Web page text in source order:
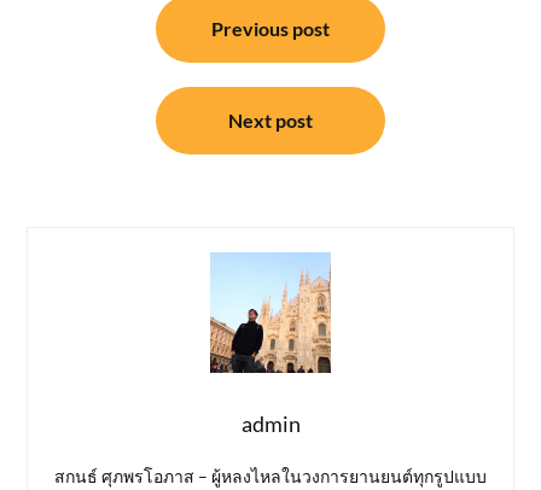
Previous post
Next post
admin
สกนธ์ ศุภพรโอภาส – ผู้หลงไหลในวงการยานยนต์ทุกรูปแบบ